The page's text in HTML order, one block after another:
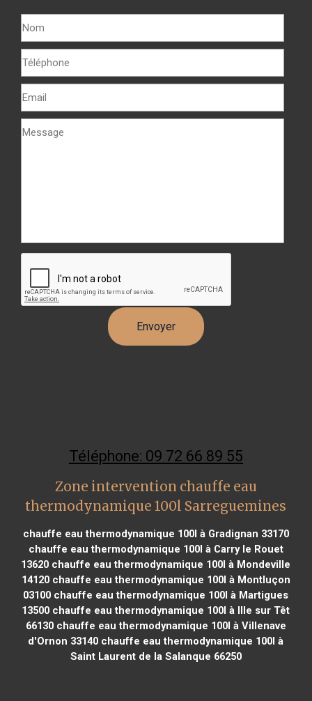
Téléphone: 09 72 66 89 55
Zone intervention chauffe eau
thermodynamique 100l Sarreguemines
chauffe eau thermodynamique 100l à Gradignan 33170
chauffe eau thermodynamique 100l à Carry le Rouet
13620 chauffe eau thermodynamique 100l à Mondeville
14120chauffe eau thermodynamique 100l à Montluçon
03100 chauffe eau thermodynamique 100l à Martigues
13500 chauffe eau thermodynamique 100l à Ille sur Têt
66130chauffe eau thermodynamique 100l à Villenave
d'Ornon 33140 chauffe eau thermodynamique 100l à
Saint Laurent de la Salanque 66250